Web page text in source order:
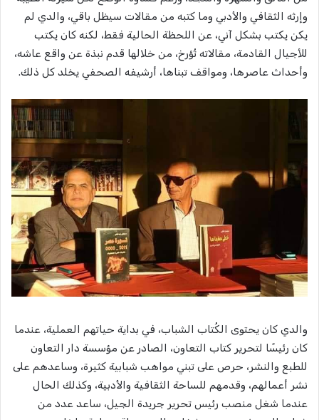
وإرثه الثقافي والأدبي وما كتبه من مقالات سيظل باقي، والدي لم
يكن يكتب بشكل آني، عن اللحظة الحالية فقط، لكنه كان يكتب
للأجيال القادمة، مقالاته تُؤرخ، من خلالها قدم نبذة عن واقع عاشه،
وأحداث عاصرها، ومواقف تبناها، أرشيفه الصحفي يخلد كل ذلك.
والدي كان يحتوى الكُتاب الشباب، في بداية حياتهم العملية، عندما
كان رئيسًا لتحرير كتاب التعاون، الصادر عن مؤسسة دار التعاون
للطبع والنشر، حرص على تبني مواهب شبابية كثيرة، وساعدهم على
نشر أعمالهم، وقدمهم للساحة الثقافية والأدبية، وكذلك الحال
عندما شغل منصب رئيس تحرير جريدة الجيل، ساعد عدد من